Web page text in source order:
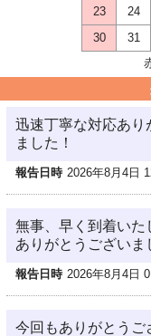
23
24
30
31
迅速丁寧な対応あり
ました！
報告日時 2026年8月4日
無事、早く到着いた
ありがとうございま
報告日時 2026年8月4日
今回もありがとうご